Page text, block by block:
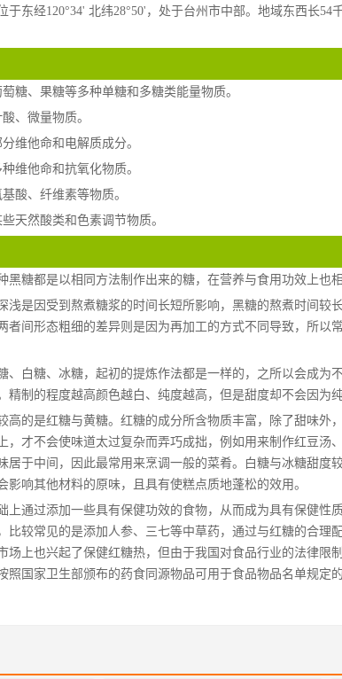
于东经120°34' 北纬28°50'，处于台州市中部。地域东西长54
糖、果糖等多种单糖和多糖类能量物质。
、微量物质。
维他命和电解质成分。
维他命和抗氧化物质。
酸、纤维素等物质。
天然酸类和色素调节物质。
黑糖都是以相同方法制作出来的糖，在营养与食用功效上也
浅是因受到熬煮糖浆的时间长短所影响，黑糖的熬煮时间较
者间形态粗细的差异则是因为再加工的方式不同导致，所以
、白糖、冰糖，起初的提炼作法都是一样的，之所以会成为
精制的程度越高颜色越白、纯度越高，但是甜度却不会因为纯
高的是红糖与黄糖。红糖的成分所含物质丰富，除了甜味外
，才不会使味道太过复杂而弄巧成拙，例如用来制作红豆汤
居于中间，因此最常用来烹调一般的菜肴。白糖与冰糖甜度
影响其他材料的原味，且具有使糕点质地蓬松的效用。
上通过添加一些具有保健功效的食物，从而成为具有保健性
比较常见的是添加人参、三七等中草药，通过与红糖的合理
场上也兴起了保健红糖热，但由于我国对食品行业的法律限
照国家卫生部颁布的药食同源物品可用于食品物品名单规定